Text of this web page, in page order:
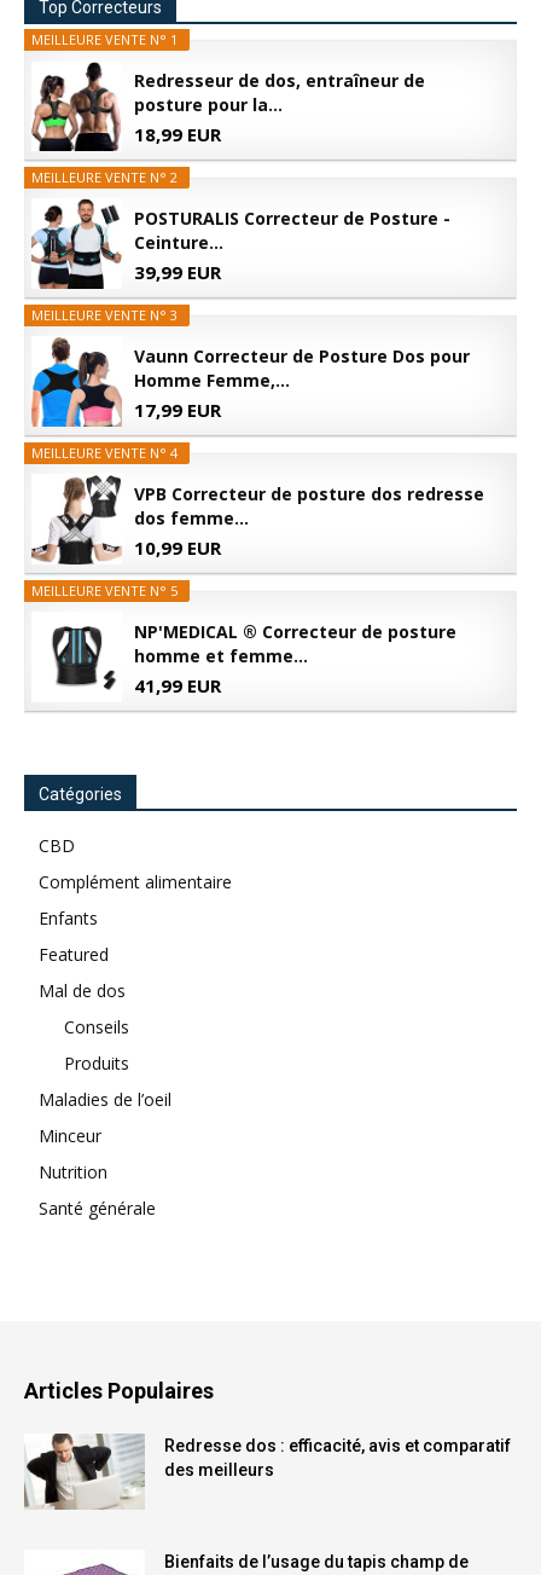
Top Correcteurs
MEILLEURE VENTE N° 1
Redresseur de dos, entraîneur de
posture pour la...
18,99 EUR
MEILLEURE VENTE N° 2
POSTURALIS Correcteur de Posture -
Ceinture...
39,99 EUR
MEILLEURE VENTE N° 3
Vaunn Correcteur de Posture Dos pour
Homme Femme,...
17,99 EUR
MEILLEURE VENTE N° 4
VPB Correcteur de posture dos redresse
dos femme...
10,99 EUR
MEILLEURE VENTE N° 5
NP'MEDICAL ® Correcteur de posture
homme et femme...
41,99 EUR
Catégories
CBD
Complément alimentaire
Enfants
Featured
Mal de dos
Conseils
Produits
Maladies de l’oeil
Minceur
Nutrition
Santé générale
Articles Populaires
Redresse dos : efficacité, avis et comparatif
des meilleurs
Bienfaits de l’usage du tapis champ de